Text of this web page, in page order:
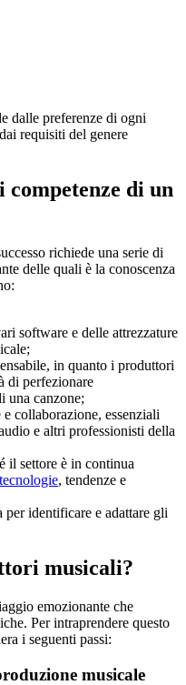
dalle preferenze di ogni
requisiti del genere
di un
richiede una serie di
delle quali è la conoscenza
software e delle attrezzature
in quanto i produttori
di perfezionare
una canzone;
collaborazione, essenziali
e altri professionisti della
il settore è in continua
, tendenze e
identificare e adattare gli
musicali?
emozionante che
Per intraprendere questo
i seguenti passi:
musicale